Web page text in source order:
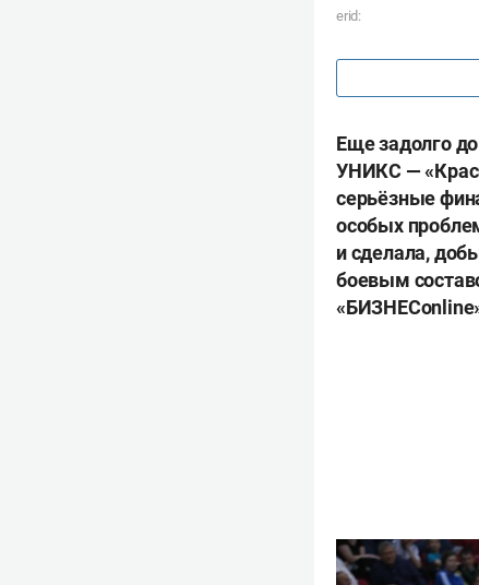
erid:
Еще задолго
УНИКС —
серьёзные
особых
и сделала,
боевым